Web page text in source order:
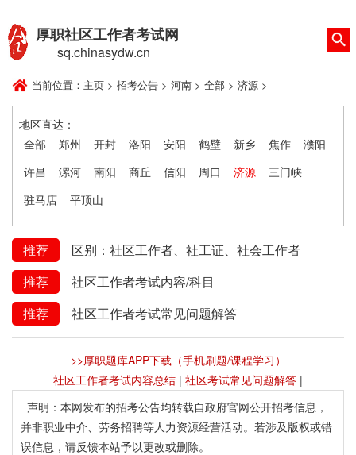
厚职社区工作者考试网
sq.chinasydw.cn
当前位置： 主页 > 招考公告 > 河南 > 全部 > 济源 >
地区直达：
全部
郑州 开封 洛阳 安阳 鹤壁 新乡 焦作
濮阳
许昌
漯河 南阳 商丘 信阳 周口 济源
三门峡
驻马店
平顶山
推荐
区别：社区工作者、社工证、社会工作者
推荐
社区工作者考试内容/科目
推荐
社区工作者考试常见问题解答
>>厚职题库APP下载（手机刷题/课程学习）
社区工作者考试内容总结 | 社区考试常见问题解答 |
声明：本网发布的招考公告均转载自政府官网公开招考信息，
并非职业中介、劳务招聘等人力资源经营活动。若涉及版权或错
误信息，请反馈本站予以更改或删除。